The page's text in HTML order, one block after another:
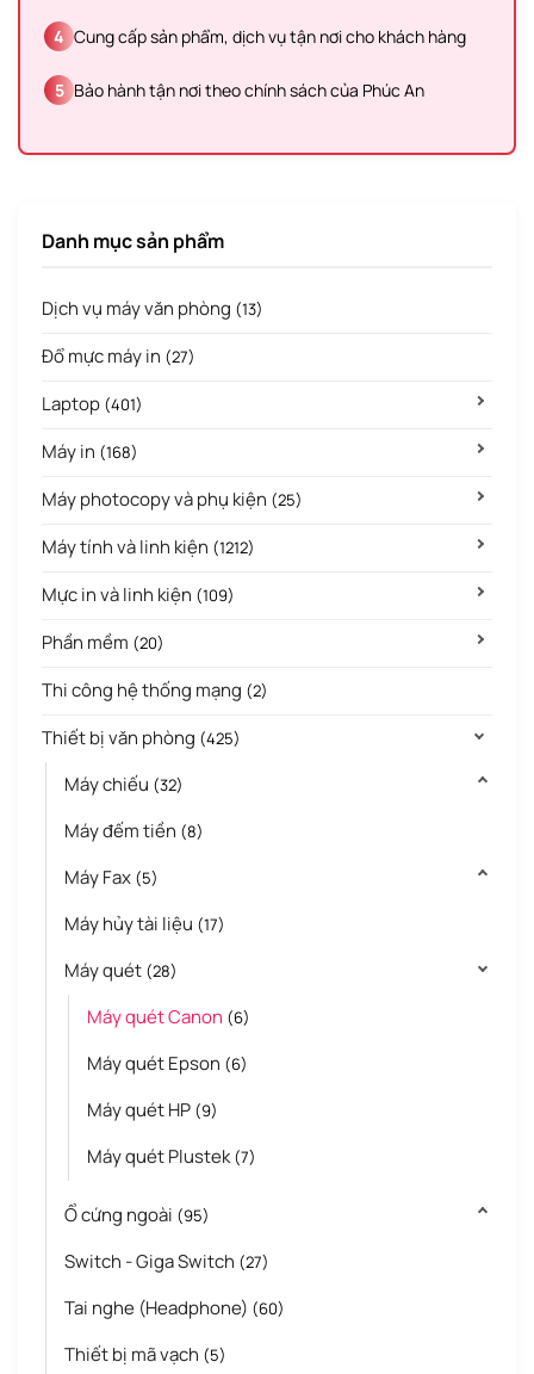
4 Cung cấp sản phẩm, dịch vụ tận nơi cho khách hàng
5 Bảo hành tận nơi theo chính sách của Phúc An
Danh mục sản phẩm
Dịch vụ máy văn phòng (13)
Đổ mực máy in (27)
Laptop (401)
Máy in (168)
Máy photocopy và phụ kiện (25)
Máy tính và linh kiện (1212)
Mực in và linh kiện (109)
Phần mềm (20)
Thi công hệ thống mạng (2)
Thiết bị văn phòng (425)
Máy chiếu (32)
Máy đếm tiền (8)
Máy Fax (5)
Máy hủy tài liệu (17)
Máy quét (28)
Máy quét Canon (6)
Máy quét Epson (6)
Máy quét HP (9)
Máy quét Plustek(7)
Ổ cứng ngoài (95)
Switch - Giga Switch (27)
Tai nghe (Headphone) (60)
Thiết bị mã vạch (5)